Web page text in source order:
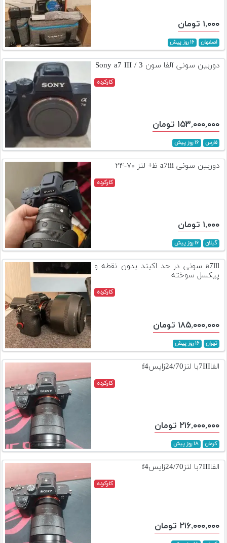
۱,۰۰۰ تومان
اصفهان ۱۶ روز پیش
دوربین سونی آلفا سون 3 / Sony a7 III
کارکرده
۱۵۳,۰۰۰,۰۰۰ تومان
فارس ۱۶ روز پیش
دوربین سونی a7iii ظ+ لنز ۷۰-۲۴
کارکرده
۱,۰۰۰ تومان
گیلان ۱۶ روز پیش
a7lll سونی در حد اکبند بدون نقطه و
پیکسل سوخته
کارکرده
۱۸۵,۰۰۰,۰۰۰ تومان
تهران ۱۶ روز پیش
الفا7IIIبا لنز24/70زایسf4
کارکرده
۲۱۶,۰۰۰,۰۰۰ تومان
کرمان ۱۸ روز پیش
الفا7IIIبا لنز24/70زایسf4
کارکرده
۲۱۶,۰۰۰,۰۰۰ تومان